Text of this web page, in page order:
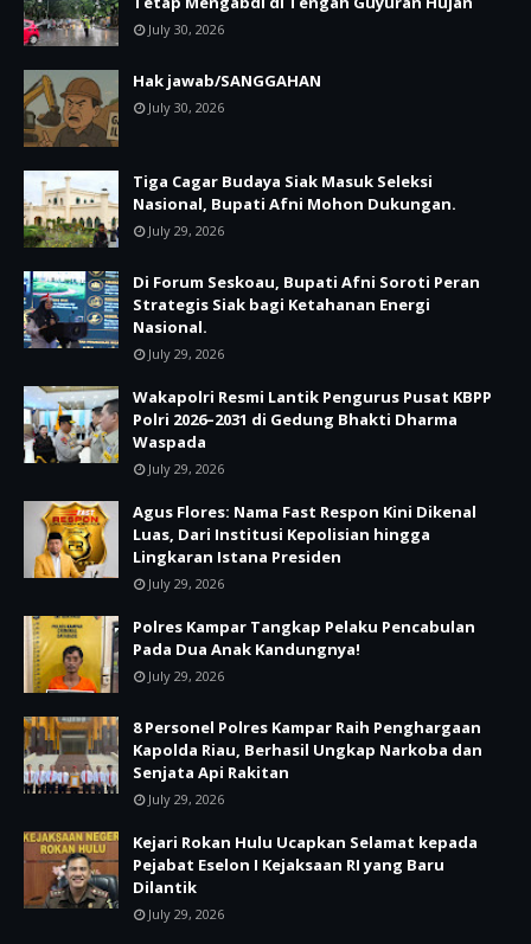
July 30, 2026
Hak jawab/SANGGAHAN
July 30, 2026
Tiga Cagar Budaya Siak Masuk Seleksi
Nasional, Bupati Afni Mohon Dukungan.
July 29, 2026
Di Forum Seskoau, Bupati Afni Soroti Peran
Strategis Siak bagi Ketahanan Energi
Nasional.
July 29, 2026
Wakapolri Resmi Lantik Pengurus Pusat KBPP
Polri 2026–2031 di Gedung Bhakti Dharma
Waspada
July 29, 2026
Agus Flores: Nama Fast Respon Kini Dikenal
Luas, Dari Institusi Kepolisian hingga
Lingkaran Istana Presiden
July 29, 2026
Polres Kampar Tangkap Pelaku Pencabulan
Pada Dua Anak Kandungnya!
July 29, 2026
8 Personel Polres Kampar Raih Penghargaan
Kapolda Riau, Berhasil Ungkap Narkoba dan
Senjata Api Rakitan
July 29, 2026
Kejari Rokan Hulu Ucapkan Selamat kepada
Pejabat Eselon I Kejaksaan RI yang Baru
Dilantik
July 29, 2026